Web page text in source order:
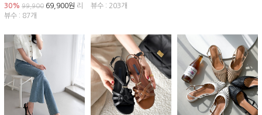
30% 99,900 69,900원 리
뷰수 : 87개
뷰수 : 203개